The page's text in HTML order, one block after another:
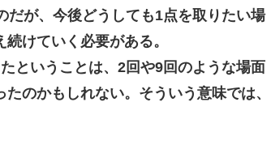
だが、今後どうしても1点を取りたい場
けていく必要がある。
ということは、2回や9回のような場面
のかもしれない。そういう意味では、